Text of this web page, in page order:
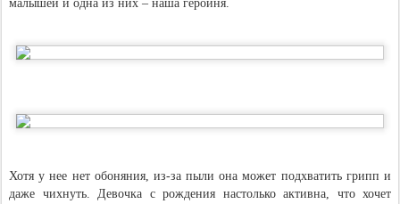
малышей и одна из них – наша героиня.
Хотя у нее нет обоняния, из-за пыли она может подхватить грипп и
даже чихнуть. Девочка с рождения настолько активна, что хочет